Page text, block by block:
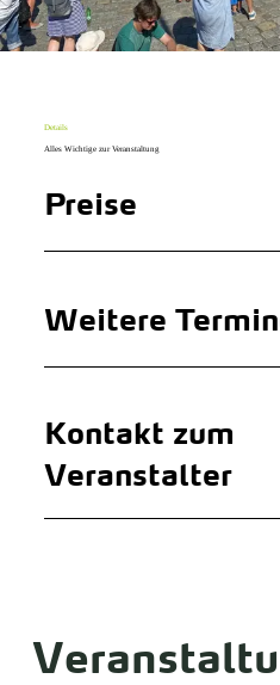
Details
Alles Wichtige zur Veranstaltung
Preise
Weitere
Kontakt zum
Veranstalter